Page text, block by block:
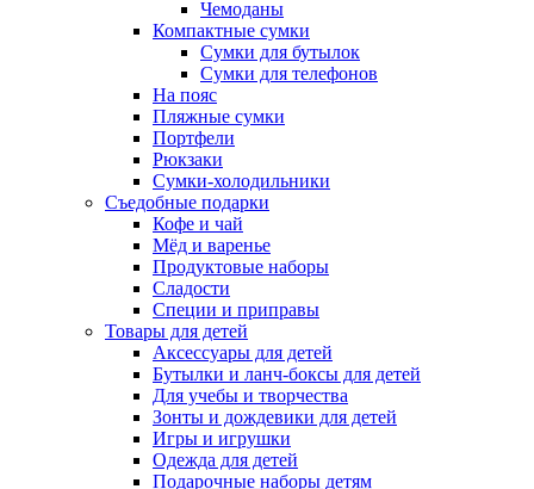
Чемоданы
Компактные сумки
Сумки для бутылок
Сумки для телефонов
На пояс
Пляжные сумки
Портфели
Рюкзаки
Сумки-холодильники
Съедобные подарки
Кофе и чай
Мёд и варенье
Продуктовые наборы
Сладости
Специи и приправы
Товары для детей
Аксессуары для детей
Бутылки и ланч-боксы для детей
Для учебы и творчества
Зонты и дождевики для детей
Игры и игрушки
Одежда для детей
Подарочные наборы детям